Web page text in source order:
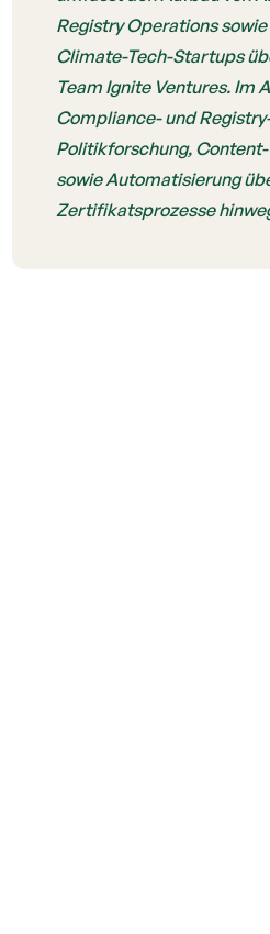
Registry Operations
Climate-Tech-Startups
Team Ignite Ventures. Im
Compliance- und
Politikforschung,
sowie Automatisierung
Zertifikatsprozesse